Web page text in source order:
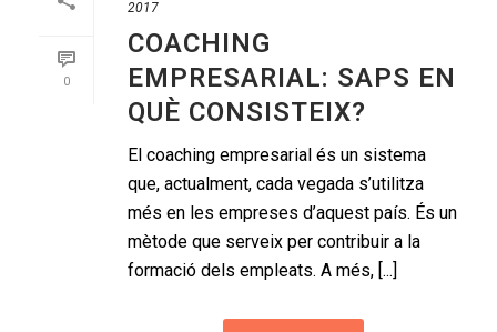
0
2017
COACHING
EMPRESARIAL: SAPS EN
QUÈ CONSISTEIX?
El coaching empresarial és un sistema
que, actualment, cada vegada s’utilitza
més en les empreses d’aquest país. És un
mètode que serveix per contribuir a la
formació dels empleats. A més, [...]